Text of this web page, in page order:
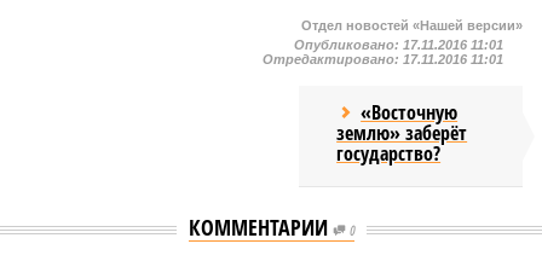
Отдел новостей «Нашей версии»
Опубликовано: 17.11.2016 11:01
Отредактировано: 17.11.2016 11:01
«Восточную
землю» заберёт
государство?
КОММЕНТАРИИ 0